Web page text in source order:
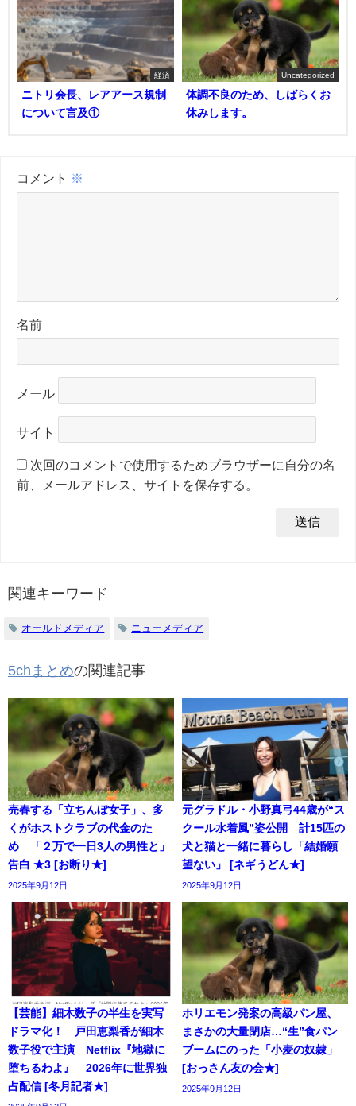
経済
ニトリ会長、レアアース規制
について言及①
Uncategorized
体調不良のため、しばらくお
休みします。
コメント ※
名前
メール
サイト
次回のコメントで使用するためブラウザーに自分の名
前、メールアドレス、サイトを保存する。
関連キーワード
オールドメディア ニューメディア
5chまとめの関連記事
売春する「立ちんぼ女子」、多
くがホストクラブの代金のた
め 「２万で一日3人の男性と」
告白 ★3 [お断り★]
2025年9月12日
元グラドル・小野真弓44歳が“ス
クール水着風”姿公開 計15匹の
犬と猫と一緒に暮らし「結婚願
望ない」 [ネギうどん★]
2025年9月12日
【芸能】細木数子の半生を実写
ドラマ化！ 戸田恵梨香が細木
数子役で主演 Netflix『地獄に
堕ちるわよ』 2026年に世界独
占配信 [冬月記者★]
ホリエモン発案の高級パン屋、
まさかの大量閉店…“生”食パン
ブームにのった「小麦の奴隷」
[おっさん友の会★]
2025年9月12日